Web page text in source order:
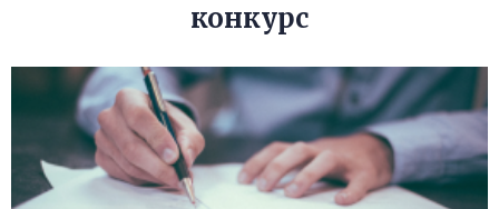
конкурс